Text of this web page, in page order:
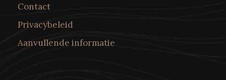
Contact
Privacybeleid
Aanvullende informatie